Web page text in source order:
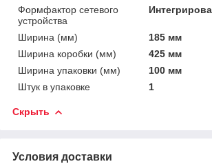
Формфактор сетевого
устройства
Ширина (мм)
185 мм
Ширина коробки (мм)
425 мм
Ширина упаковки (мм)
100 мм
Штук в упаковке
1
Скрыть
Условия доставки